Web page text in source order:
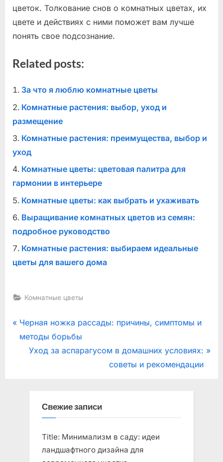
цветок. Толкование снов о комнатных цветах, их
цвете и действиях с ними поможет вам лучше
понять свое подсознание.
Related posts:
За что я люблю комнатные цветы
Комнатные растения: выбор, уход и
размещение
Комнатные растения: преимущества, выбор и
уход
Комнатные цветы: цветовая палитра для
гармонии в интерьере
Комнатные цветы: как выбрать и ухаживать
Выращивание комнатных цветов из семян:
подробное руководство
Комнатные растения: выбираем идеальные
цветы для вашего дома
Комнатные цветы
Навигация
P
r
Черная ножка рассады: причины, симптомы и
методы борьбы
N
Уход за аспарагусом в домашних условиях:
советы и рекомендации
Свежие записи
Title: Минимализм в саду: идеи
ландшафтного дизайна для